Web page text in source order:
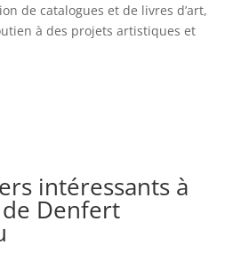
de catalogues et de livres d’art,
à des projets artistiques et
intéressants à
Denfert